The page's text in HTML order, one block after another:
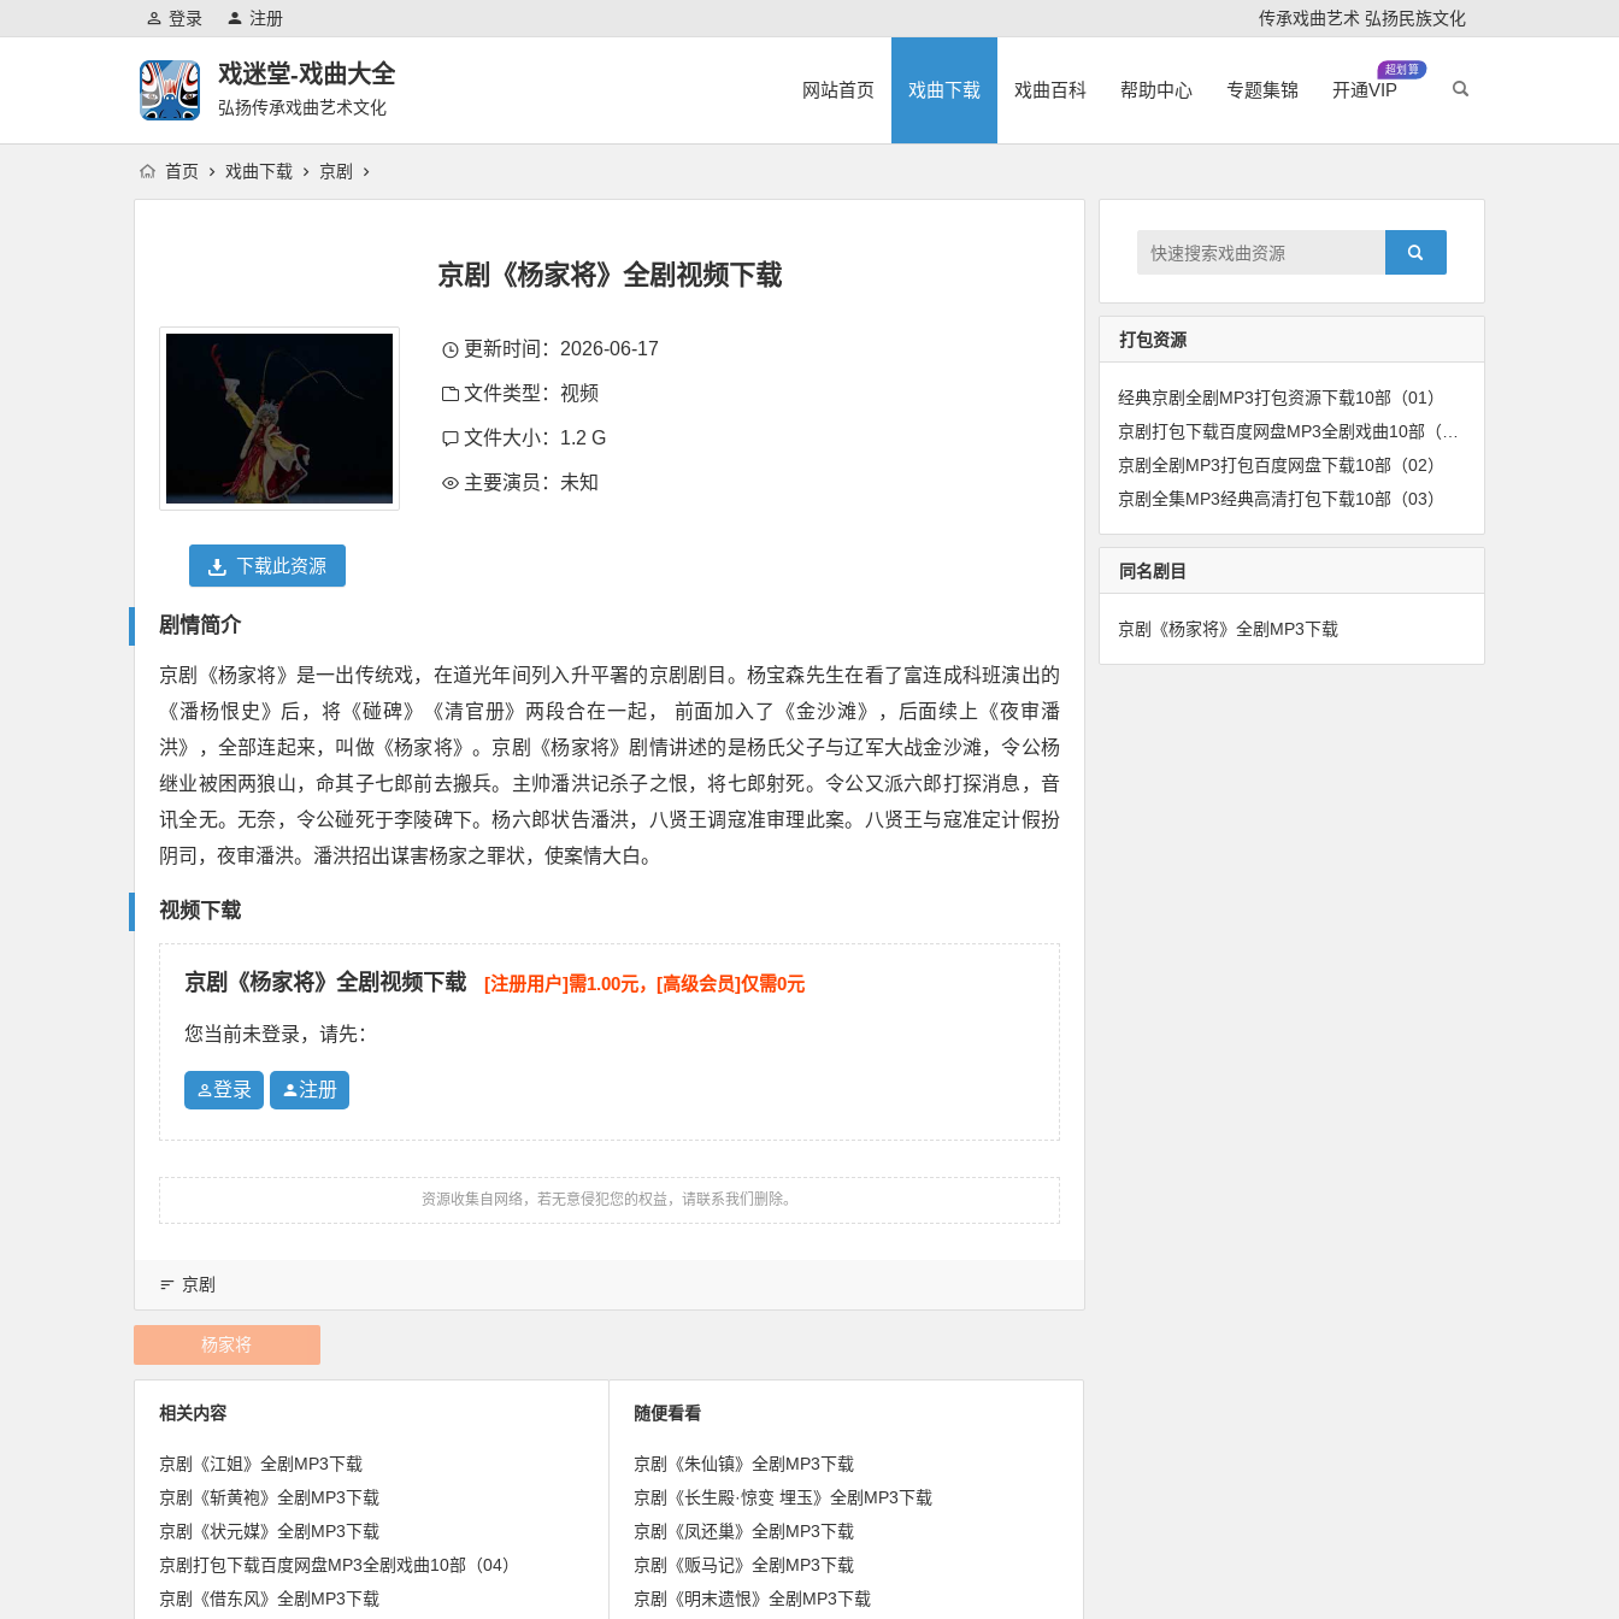
登录 注册 传承戏曲艺术 弘扬民族文化
戏迷堂-戏曲大全
弘扬传承戏曲艺术文化
网站首页 戏曲下载 戏曲百科 帮助中心 专题集锦 开通VIP
超划算
首页 戏曲下载 京剧
京剧《杨家将》全剧视频下载
更新时间：2026-06-17
文件类型：视频
文件大小：1.2 G
主要演员：未知
下载此资源
剧情简介
京剧《杨家将》是一出传统戏，在道光年间列入升平署的京剧剧目。杨宝森先生在看了富连成科班演出的
《潘杨恨史》后，将《碰碑》《清官册》两段合在一起， 前面加入了《金沙滩》，后面续上《夜审潘
洪》，全部连起来，叫做《杨家将》。京剧《杨家将》剧情讲述的是杨氏父子与辽军大战金沙滩，令公杨
继业被困两狼山，命其子七郎前去搬兵。主帅潘洪记杀子之恨，将七郎射死。令公又派六郎打探消息，音
讯全无。无奈，令公碰死于李陵碑下。杨六郎状告潘洪，八贤王调寇准审理此案。八贤王与寇准定计假扮
阴司，夜审潘洪。潘洪招出谋害杨家之罪状，使案情大白。
视频下载
京剧《杨家将》全剧视频下载 [注册用户]需1.00元，[高级会员]仅需0元
您当前未登录，请先：
登录 注册
资源收集自网络，若无意侵犯您的权益，请联系我们删除。
京剧
杨家将
相关内容
京剧《江姐》全剧MP3下载
京剧《斩黄袍》全剧MP3下载
京剧《状元媒》全剧MP3下载
京剧打包下载百度网盘MP3全剧戏曲10部（04）
京剧《借东风》全剧MP3下载
随便看看
京剧《朱仙镇》全剧MP3下载
京剧《长生殿·惊变 埋玉》全剧MP3下载
京剧《凤还巢》全剧MP3下载
京剧《贩马记》全剧MP3下载
京剧《明末遗恨》全剧MP3下载
打包资源
经典京剧全剧MP3打包资源下载10部（01）
京剧全剧MP3打包百度网盘下载10部（02）
京剧全集MP3经典高清打包下载10部（03）
同名剧目
京剧《杨家将》全剧MP3下载